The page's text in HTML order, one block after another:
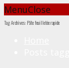
MenuClose
Tag Archives: Pâte feuilletée rapide